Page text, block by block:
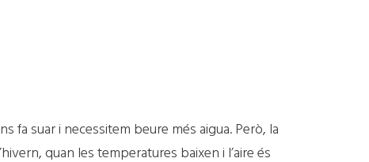
fa suar i necessitem beure més aigua. Però, la
quan les temperatures baixen i l’aire és